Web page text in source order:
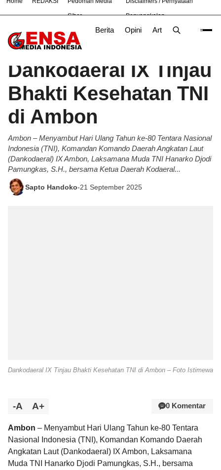
Siber Penyangkalan
Berita Opini Artikel
# Bekasi Cara Ekonomi Nasional News TNI
Beranda/Berita
Dankodaeral IX Tinjau
Bhakti Kesehatan TNI
di Ambon
Ambon – Menyambut Hari Ulang Tahun ke-80 Tentara Nasional
Indonesia (TNI), Komandan Komando Daerah Angkatan Laut
(Dankodaeral) IX Ambon, Laksamana Muda TNI Hanarko Djodi
Pamungkas, S.H., bersama Ketua Daerah Kodaeral...
Sapto Handoko-21 September 2025
Dankodaeral IX Tinjau Bhakti Kesehatan TNI di Ambon – Foto Istimewa
-A A+ 0 Komentar
Ambon – Menyambut Hari Ulang Tahun ke-80 Tentara
Nasional Indonesia (TNI), Komandan Komando Daerah
Angkatan Laut (Dankodaeral) IX Ambon, Laksamana
Muda TNI Hanarko Djodi Pamungkas, S.H., bersama